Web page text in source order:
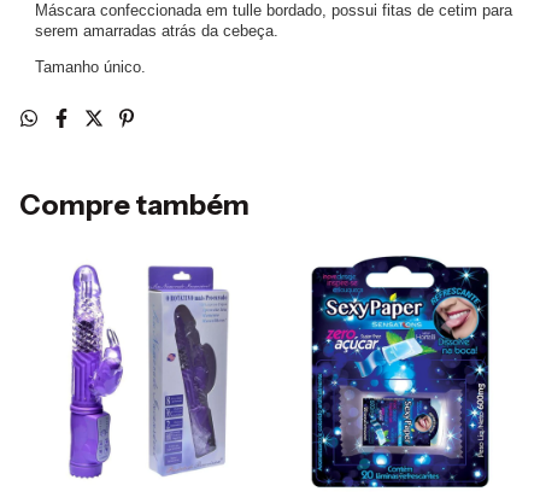
Máscara confeccionada em tulle bordado, possui fitas de cetim para
serem amarradas atrás da cebeça.
Tamanho único.
Compre também